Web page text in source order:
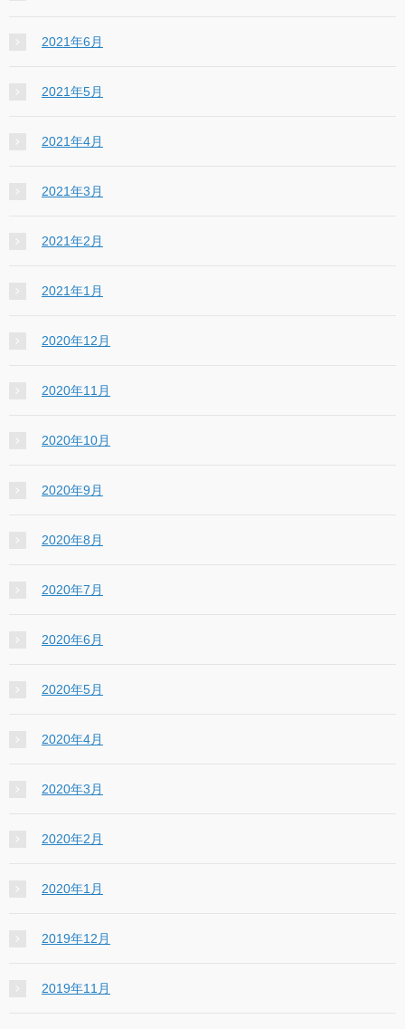
2021年6月
2021年5月
2021年4月
2021年3月
2021年2月
2021年1月
2020年12月
2020年11月
2020年10月
2020年9月
2020年8月
2020年7月
2020年6月
2020年5月
2020年4月
2020年3月
2020年2月
2020年1月
2019年12月
2019年11月